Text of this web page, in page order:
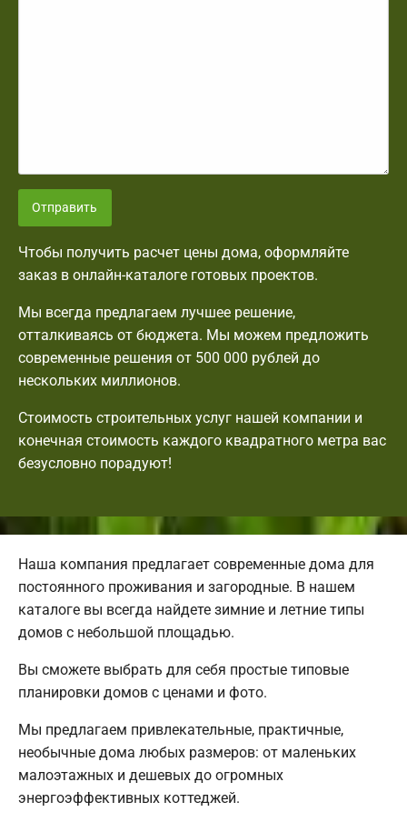
Отправить
Чтобы получить расчет цены дома, оформляйте
заказ в онлайн-каталоге готовых проектов.
Мы всегда предлагаем лучшее решение,
отталкиваясь от бюджета. Мы можем предложить
современные решения от 500 000 рублей до
нескольких миллионов.
Стоимость строительных услуг нашей компании и
конечная стоимость каждого квадратного метра вас
безусловно порадуют!
Наша компания предлагает современные дома для
постоянного проживания и загородные. В нашем
каталоге вы всегда найдете зимние и летние типы
домов с небольшой площадью.
Вы сможете выбрать для себя простые типовые
планировки домов с ценами и фото.
Мы предлагаем привлекательные, практичные,
необычные дома любых размеров: от маленьких
малоэтажных и дешевых до огромных
энергоэффективных коттеджей.